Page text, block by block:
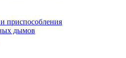
приспособления
дымов